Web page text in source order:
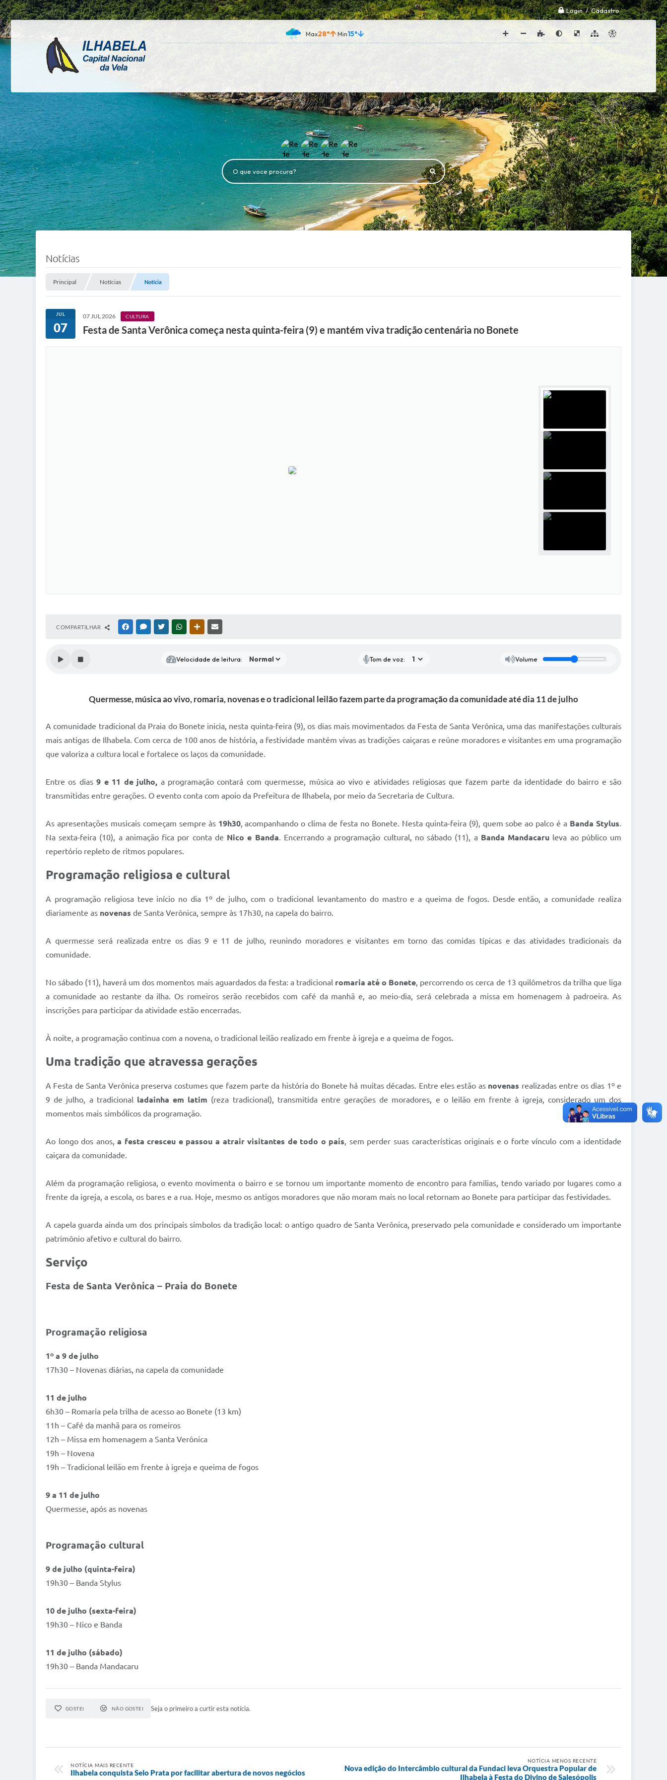
Login / Cadastro
28° 15°
Siga-nos
O que voce procura?
Notícias
Principal Notícias Notícia
JUL
07
07 JUL 2026 CULTURA
Festa de Santa Verônica começa nesta quinta-feira (9) e mantém viva tradição centenária no Bonete
COMPARTILHAR FACEBOOKMESSENGER
TWITTERWHATSAPPOUTRAS MÍDIAS
Velocidade de leitura: Tom de voz: Volume
Quermesse, música ao vivo, romaria, novenas e o tradicional leilão fazem parte da programação da comunidade até dia 11 de julho
A comunidade tradicional da Praia do Bonete inicia, nesta quinta-feira (9), os dias mais movimentados da Festa de Santa Verônica, uma das manifestações culturais
mais antigas de Ilhabela. Com cerca de 100 anos de história, a festividade mantém vivas as tradições caiçaras e reúne moradores e visitantes em uma programação
que valoriza a cultura local e fortalece os laços da comunidade.
Entre os dias9 e 11 de julho, a programação contará com quermesse, música ao vivo e atividades religiosas que fazem parte da identidade do bairro e são
transmitidas entre gerações. O evento conta com apoio da Prefeitura de Ilhabela, por meio da Secretaria de Cultura.
As apresentações musicais começam sempre às 19h30, acompanhando o clima de festa no Bonete. Nesta quinta-feira (9), quem sobe ao palco é a Banda Stylus.
Na sexta-feira (10), a animação fica por conta de Nico e Banda. Encerrando a programação cultural, no sábado (11), a Banda Mandacaru leva ao público um
repertório repleto de ritmos populares.
Programação religiosa e cultural
A programação religiosa teve início no dia 1º de julho, com o tradicional levantamento do mastro e a queima de fogos. Desde então, a comunidade realiza
diariamente as novenas de Santa Verônica, sempre às 17h30, na capela do bairro.
A quermesse será realizada entre os dias 9 e 11 de julho, reunindo moradores e visitantes em torno das comidas típicas e das atividades tradicionais da
comunidade.
No sábado (11), haverá um dos momentos mais aguardados da festa: a tradicional romaria até o Bonete, percorrendo os cerca de 13 quilômetros da trilha que liga
a comunidade ao restante da ilha. Os romeiros serão recebidos com café da manhã e, ao meio-dia, será celebrada a missa em homenagem à padroeira. As
inscrições para participar da atividade estão encerradas.
À noite, a programação continua com a novena, o tradicional leilão realizado em frente à igreja e a queima de fogos.
Uma tradição que atravessa gerações
A Festa de Santa Verônica preserva costumes que fazem parte da história do Bonete há muitas décadas. Entre eles estão as novenas realizadas entre os dias 1º e
9 de julho, a tradicional ladainha em latim (reza tradicional), transmitida entre gerações de moradores, e o leilão em frente à igreja, considerado um dos
momentos mais simbólicos da programação.
Ao longo dos anos,a festa cresceu e passou a atrair visitantes de todo o país, sem perder suas características originais e o forte vínculo com a identidade
caiçara da comunidade.
Além da programação religiosa, o evento movimenta o bairro e se tornou um importante momento de encontro para famílias, tendo variado por lugares como a
frente da igreja, a escola, os bares e a rua. Hoje, mesmo os antigos moradores que não moram mais no local retornam ao Bonete para participar das festividades.
A capela guarda ainda um dos principais símbolos da tradição local: o antigo quadro de Santa Verônica, preservado pela comunidade e considerado um importante
patrimônio afetivo e cultural do bairro.
Serviço
Festa de Santa Verônica – Praia do Bonete
Programação religiosa
1º a 9 de julho
17h30 – Novenas diárias, na capela da comunidade
11 de julho
6h30 – Romaria pela trilha de acesso ao Bonete (13 km)
11h – Café da manhã para os romeiros
12h – Missa em homenagem a Santa Verônica
19h – Novena
19h – Tradicional leilão em frente à igreja e queima de fogos
9 a 11 de julho
Quermesse, após as novenas
Programação cultural
9 de julho (quinta-feira)
19h30 – Banda Stylus
10 de julho (sexta-feira)
19h30 – Nico e Banda
11 de julho (sábado)
19h30 – Banda Mandacaru
GOSTEI NÃO GOSTEI Seja o primeiro a curtir esta notícia.
NOTÍCIA MAIS RECENTE
Ilhabela conquista Selo Prata por facilitar abertura de novos negócios
NOTÍCIA MENOS RECENTE
Nova edição do Intercâmbio cultural da Fundaci leva Orquestra Popular de
Ilhabela à Festa do Divino de Salesópolis